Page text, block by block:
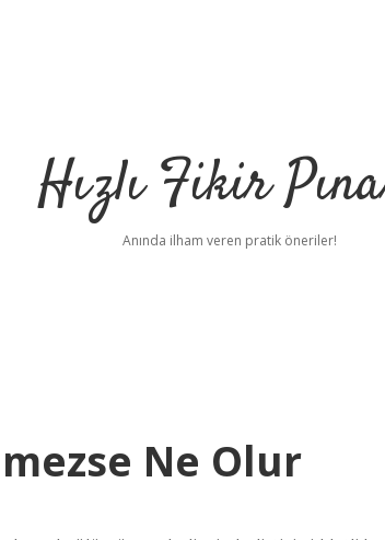
Hızlı Fikir
Anında ilham veren pratik öneriler!
Ne Olur